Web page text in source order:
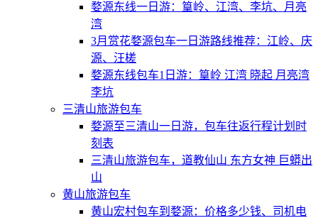
婺源东线一日游：篁岭、江湾、李坑、月亮
湾
3月赏花婺源包车一日游路线推荐：江岭、庆
源、汪槎
婺源东线包车1日游：篁岭 江湾 晓起 月亮湾
李坑
三清山旅游包车
婺源至三清山一日游，包车往返行程计划时
刻表
三清山旅游包车，道教仙山 东方女神 巨蟒出
山
黄山旅游包车
黄山宏村包车到婺源：价格多少钱、司机电